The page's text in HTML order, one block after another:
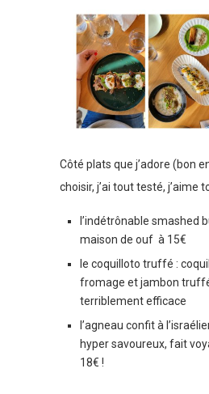
Côté plats que j’adore (bon
choisir, j’ai tout testé, j’aime
l’indétrônable smashed
maison de ouf à 15€
le coquilloto truffé :
fromage et jambon
terriblement efficace
l’agneau confit à
hyper savoureux, fait
18€ !